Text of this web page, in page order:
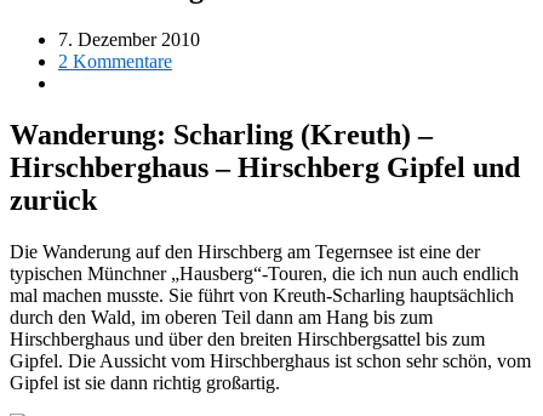
7. Dezember 2010
2 Kommentare
Wanderung: Scharling (Kreuth) –
Hirschberghaus – Hirschberg Gipfel und
zurück
Die Wanderung auf den Hirschberg am Tegernsee ist eine der
typischen Münchner „Hausberg“-Touren, die ich nun auch endlich
mal machen musste. Sie führt von Kreuth-Scharling hauptsächlich
durch den Wald, im oberen Teil dann am Hang bis zum
Hirschberghaus und über den breiten Hirschbergsattel bis zum
Gipfel. Die Aussicht vom Hirschberghaus ist schon sehr schön, vom
Gipfel ist sie dann richtig großartig.